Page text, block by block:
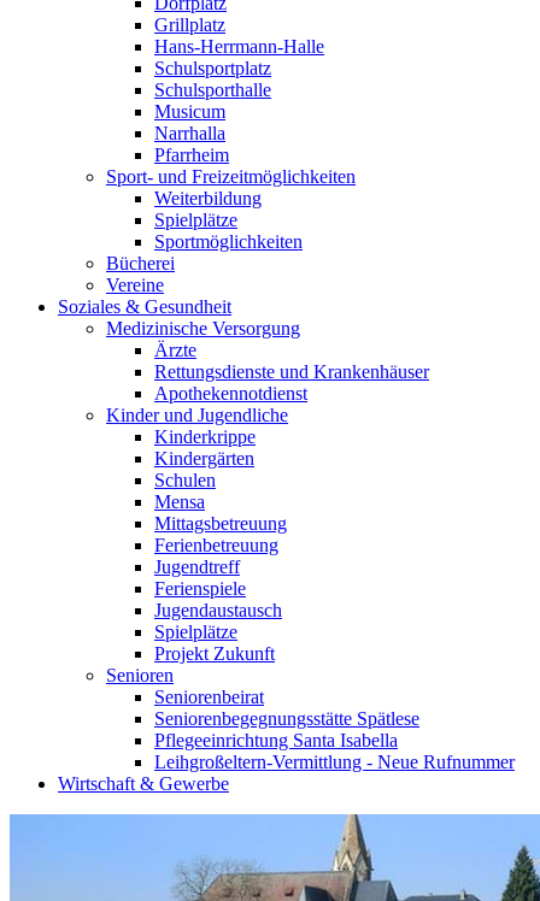
Grillplatz
Hans-Herrmann-Halle
Schulsportplatz
Schulsporthalle
Musicum
Narrhalla
Pfarrheim
Sport- und Freizeitmöglichkeiten
Weiterbildung
Spielplätze
Sportmöglichkeiten
Bücherei
Vereine
Soziales & Gesundheit
Medizinische Versorgung
Ärzte
Rettungsdienste und Krankenhäuser
Apothekennotdienst
Kinder und Jugendliche
Kinderkrippe
Kindergärten
Schulen
Mensa
Mittagsbetreuung
Ferienbetreuung
Jugendtreff
Ferienspiele
Jugendaustausch
Spielplätze
Projekt Zukunft
Senioren
Seniorenbeirat
Seniorenbegegnungsstätte Spätlese
Pflegeeinrichtung Santa Isabella
Leihgroßeltern-Vermittlung - Neue Rufnummer
Wirtschaft & Gewerbe